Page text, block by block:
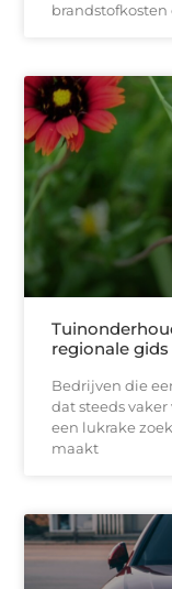
regionale gids
Bedrijven die
dat steeds
een lukrake
maakt